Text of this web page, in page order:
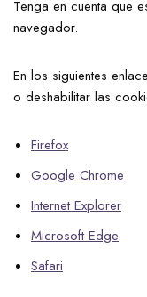
Tenga en cuenta que
navegador.
En los siguientes
o deshabilitar las
Firefox
Google Chrome
Internet Explorer
Microsoft Edge
Safari